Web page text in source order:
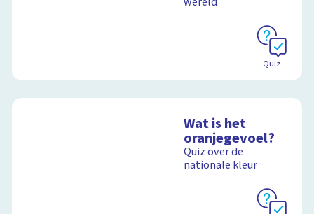
Quiz
Wat is het
oranjegevoel?
Quiz over de
nationale kleur